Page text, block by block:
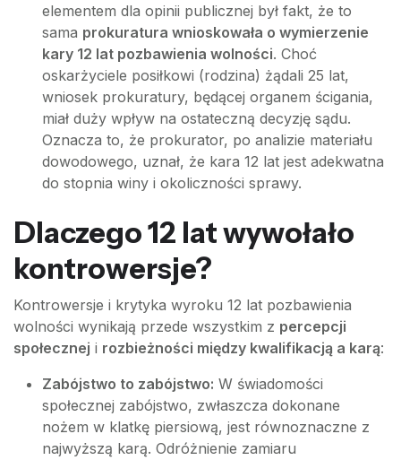
elementem dla opinii publicznej był fakt, że to
sama prokuratura wnioskowała o wymierzenie
kary 12 lat pozbawienia wolności. Choć
oskarżyciele posiłkowi (rodzina) żądali 25 lat,
wniosek prokuratury, będącej organem ścigania,
miał duży wpływ na ostateczną decyzję sądu.
Oznacza to, że prokurator, po analizie materiału
dowodowego, uznał, że kara 12 lat jest adekwatna
do stopnia winy i okoliczności sprawy.
Dlaczego 12 lat wywołało
kontrowersje?
Kontrowersje i krytyka wyroku 12 lat pozbawienia
wolności wynikają przede wszystkim z percepcji
społecznej i rozbieżności między kwalifikacją a karą:
Zabójstwo to zabójstwo: W świadomości
społecznej zabójstwo, zwłaszcza dokonane
nożem w klatkę piersiową, jest równoznaczne z
najwyższą karą. Odróżnienie zamiaru